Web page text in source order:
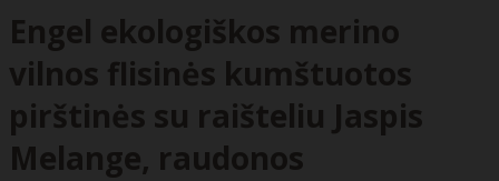
Engel ekologiškos merino
vilnos flisinės kumštuotos
pirštinės su raišteliu Jaspis
Melange, raudonos